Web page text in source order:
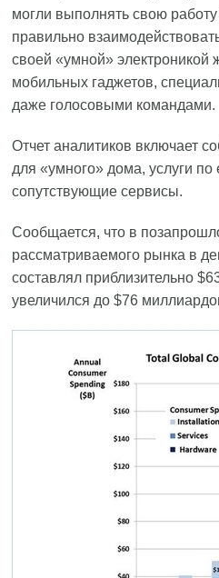
могли выполнять свою работу
правильно
своей «умной»
мобильных гаджетов,
даже голосовыми командами.
Отчет аналитиков включает
для «умного» дома, услуги по
сопутствующие сервисы.
Сообщается, что в
рассматриваемого рынка в
составлял приблизительно
увеличился до $76